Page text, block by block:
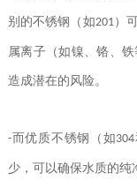
别的不锈钢（如201）
属离子（如镍、铬、
造成潜在的风险。
-而优质不锈钢（如304
少，可以确保水质的纯